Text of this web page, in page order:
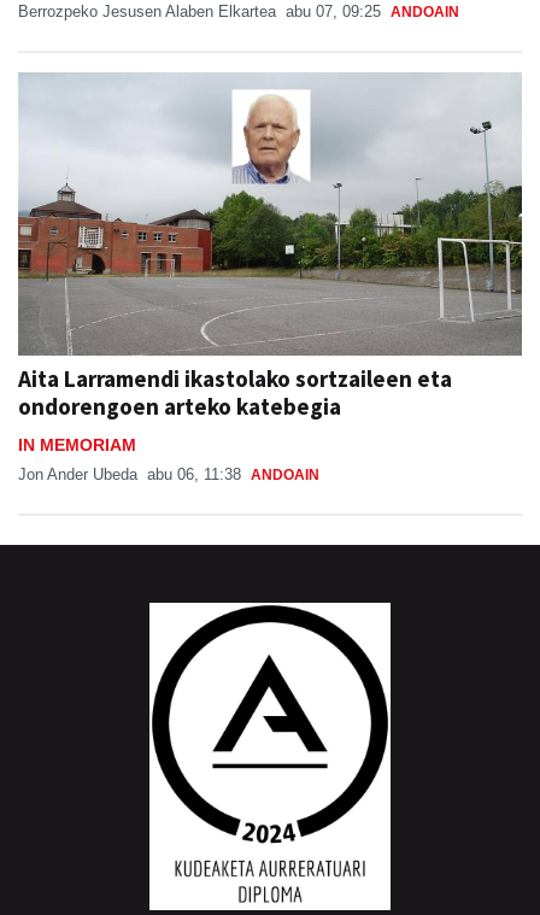
Berrozpeko Jesusen Alaben Elkartea abu 07, 09:25 ANDOAIN
Aita Larramendi ikastolako sortzaileen eta
ondorengoen arteko katebegia
IN MEMORIAM
Jon Ander Ubeda abu 06, 11:38 ANDOAIN